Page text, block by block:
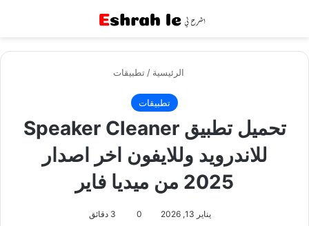
الرئيسية / تطبيقات
تطبيقات
تحميل تطبيق Speaker Cleaner
للاندرويد وللايفون اخر اصدار
2025 من ميديا فاير
يناير 13, 2026 0